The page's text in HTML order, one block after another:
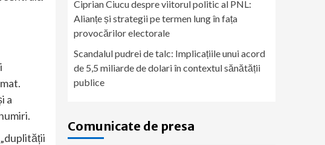
a
Ciprian Ciucu despre viitorul politic al PNL:
Alianțe și strategii pe termen lung în fața
provocărilor electorale
Scandalul pudrei de talc: Implicațiile unui acord
de 5,5 miliarde de dolari în contextul sănătății
publice
Comunicate de presa